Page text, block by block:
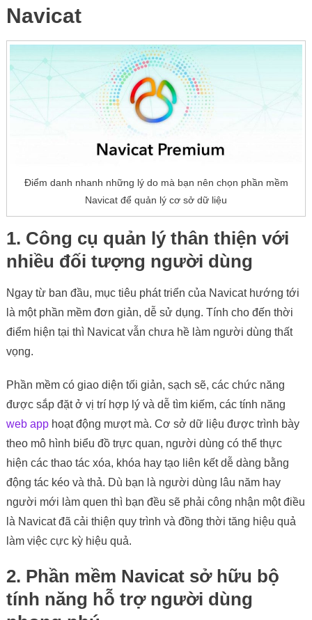
Navicat
Điểm danh nhanh những lý do mà bạn nên chọn phần mềm
Navicat để quản lý cơ sở dữ liệu
1. Công cụ quản lý thân thiện với
nhiều đối tượng người dùng
Ngay từ ban đầu, mục tiêu phát triển của Navicat hướng tới
là một phần mềm đơn giản, dễ sử dụng. Tính cho đến thời
điểm hiện tại thì Navicat vẫn chưa hề làm người dùng thất
vọng.
Phần mềm có giao diện tối giản, sạch sẽ, các chức năng
được sắp đặt ở vị trí hợp lý và dễ tìm kiếm, các tính năng
web apphoạt động mượt mà. Cơ sở dữ liệu được trình bày
theo mô hình biểu đồ trực quan, người dùng có thể thực
hiện các thao tác xóa, khóa hay tạo liên kết dễ dàng bằng
động tác kéo và thả. Dù bạn là người dùng lâu năm hay
người mới làm quen thì bạn đều sẽ phải công nhận một điều
là Navicat đã cải thiện quy trình và đồng thời tăng hiệu quả
làm việc cực kỳ hiệu quả.
2. Phần mềm Navicat sở hữu bộ
tính năng hỗ trợ người dùng